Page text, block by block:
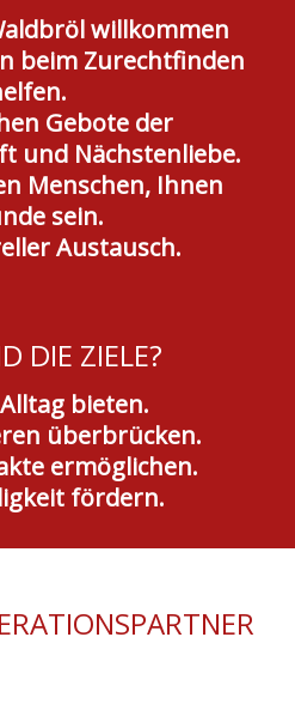
willkommen
beim Zurechtfinden
Gebote der
und Nächstenliebe.
Menschen, Ihnen
sein.
Austausch.
DIE ZIELE?
bieten.
überbrücken.
ermöglichen.
fördern.